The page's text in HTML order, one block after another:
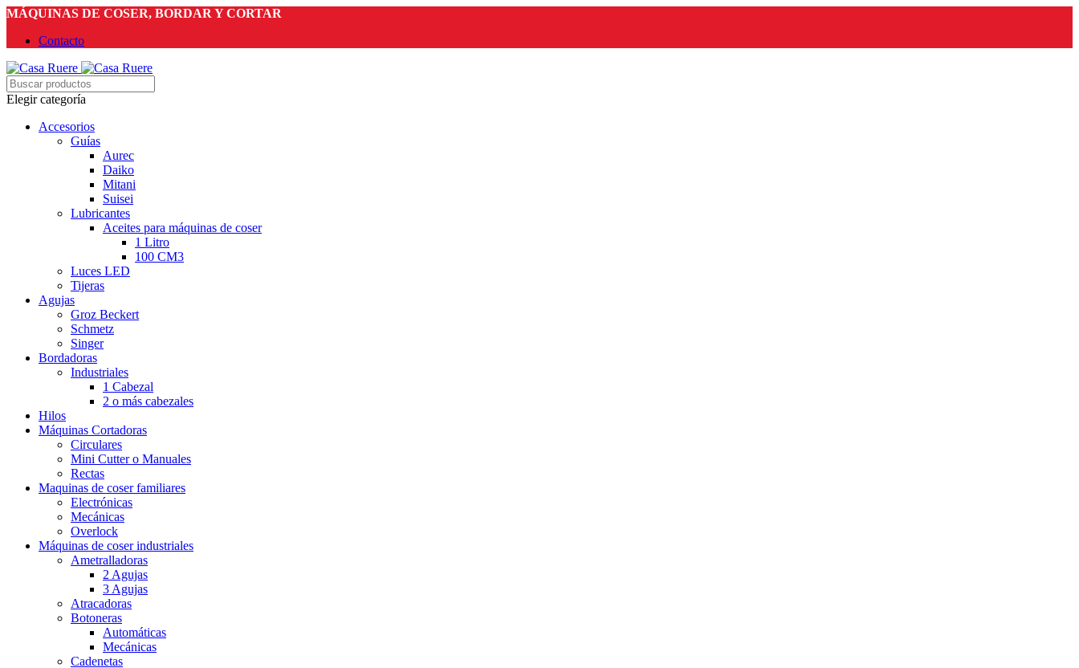
MÁQUINAS DE COSER, BORDAR Y CORTAR
Contacto
Elegir categoría
Accesorios
Guías
Aurec
Daiko
Mitani
Suisei
Lubricantes
Aceites para máquinas de coser
1 Litro
100 CM3
Luces LED
Tijeras
Agujas
Groz Beckert
Schmetz
Singer
Bordadoras
Industriales
1 Cabezal
2 o más cabezales
Hilos
Máquinas Cortadoras
Circulares
Mini Cutter o Manuales
Rectas
Maquinas de coser familiares
Electrónicas
Mecánicas
Overlock
Máquinas de coser industriales
Ametralladoras
2 Agujas
3 Agujas
Atracadoras
Botoneras
Automáticas
Mecánicas
Cadenetas